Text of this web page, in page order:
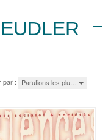
par : Parutions les plu…